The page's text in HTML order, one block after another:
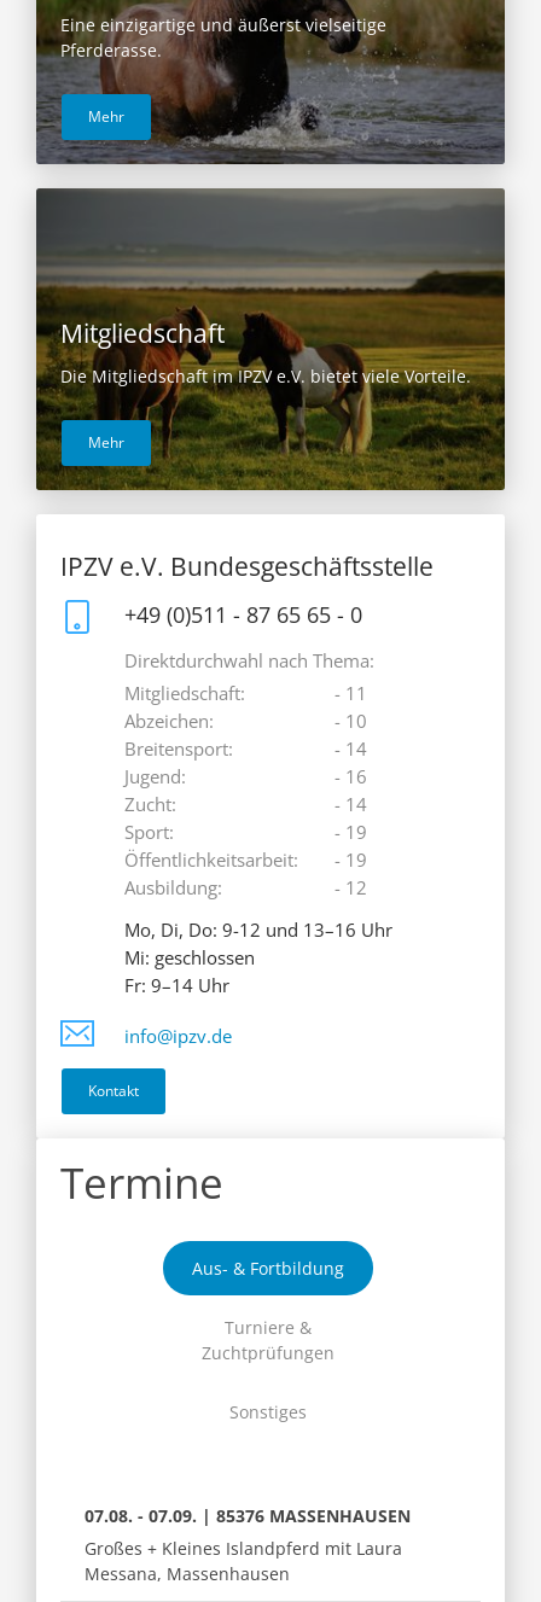
Eine einzigartige und äußerst vielseitige
Pferderasse.
Mehr
Mitgliedschaft
Die Mitgliedschaft im IPZV e.V. bietet viele Vorteile.
Mehr
IPZV e.V. Bundesgeschäftsstelle
+49 (0)511 - 87 65 65 - 0
Direktdurchwahl nach Thema:
Mitgliedschaft:
Abzeichen:
Breitensport:
Jugend:
Zucht:
Sport:
Öffentlichkeitsarbeit:
Ausbildung:
- 11
- 10
- 14
- 16
- 14
- 19
- 19
- 12
Mo, Di, Do: 9-12 und 13–16 Uhr
Mi: geschlossen
Fr: 9–14 Uhr
info@ipzv.de
Kontakt
Termine
Aus- & Fortbildung
Turniere &
Zuchtprüfungen
Sonstiges
07.08. - 07.09. | 85376 MASSENHAUSEN
Großes + Kleines Islandpferd mit Laura
Messana, Massenhausen